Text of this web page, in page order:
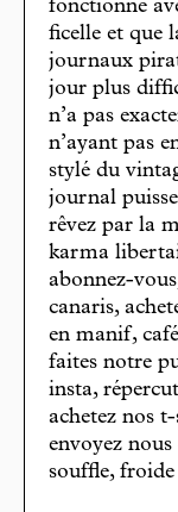
fonctionne
ficelle et que
journaux
jour plus
n’a pas
n’ayant pas
stylé du
journal
rêvez par la
karma
abonnez-
canaris,
en manif,
faites notre
insta,
achetez nos
envoyez
souffle, froide